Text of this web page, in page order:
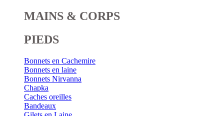
MAINS & CORPS
PIEDS
Bonnets en Cachemire
Bonnets en laine
Bonnets Nirvanna
Chapka
Caches oreilles
Bandeaux